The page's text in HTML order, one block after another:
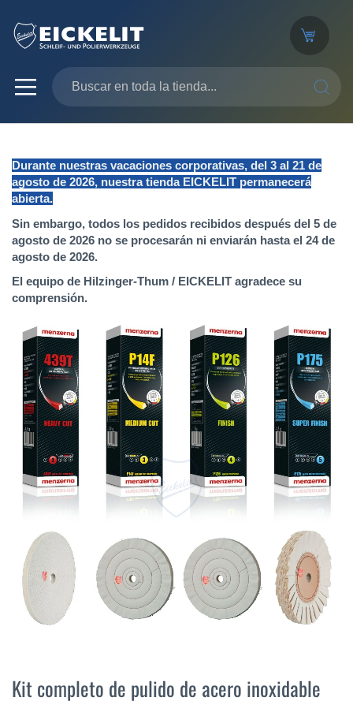
Durante nuestras vacaciones corporativas, del 3 al 21 de
agosto de 2026, nuestra tienda EICKELIT permanecerá
abierta.
Sin embargo, todos los pedidos recibidos después del 5 de
agosto de 2026 no se procesarán ni enviarán hasta el 24 de
agosto de 2026.
El equipo de Hilzinger-Thum / EICKELIT agradece su
comprensión.
Saltar
final
galería
imágenes
comienzo
Kit completo de pulido de acero inoxidable